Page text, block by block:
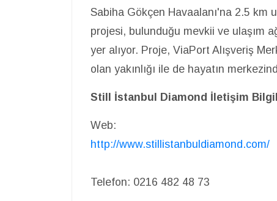
Sabiha Gökçen Havaalanı'na 2.5 km
projesi, bulunduğu mevkii ve ulaşım
yer alıyor. Proje, ViaPort Alışveriş
olan yakınlığı ile de hayatın
Still İstanbul Diamond İletişim
Web:
http://www.stillistanbuldiamond.com/
Telefon: 0216 482 48 73